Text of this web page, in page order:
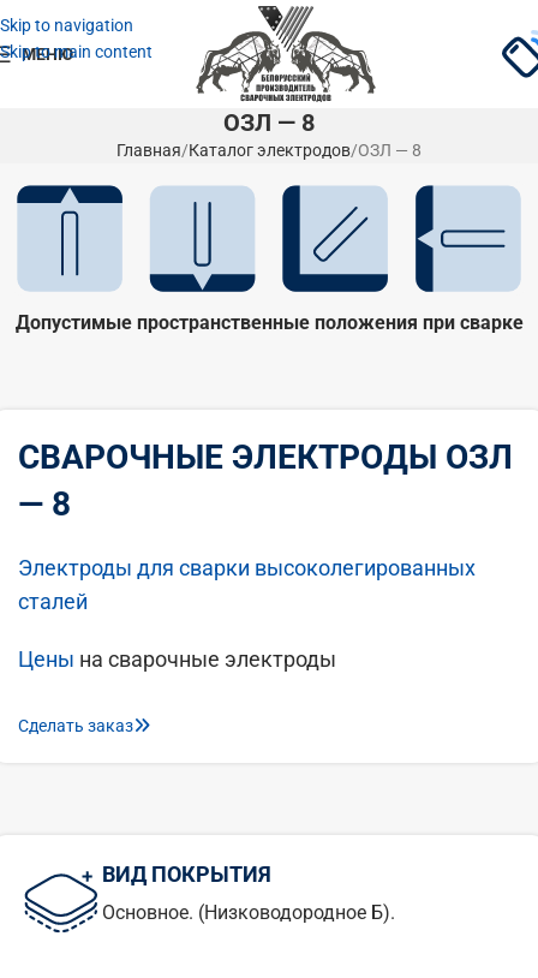
Skip to navigation
Skip to main content
МЕНЮ
ОЗЛ — 8
Главная Каталог электродов ОЗЛ — 8
Допустимые пространственные положения при сварке
СВАРОЧНЫЕ ЭЛЕКТРОДЫ ОЗЛ
— 8
Электроды для сварки высоколегированных
сталей
Цены на сварочные электроды
Сделать заказ
ВИД ПОКРЫТИЯ
Основное. (Низководородное Б).